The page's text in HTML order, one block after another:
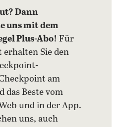
Dann
uns mit dem
Plus-Abo! Für
erhalten Sie den
am
das Beste vom
und in der App.
uns, auch